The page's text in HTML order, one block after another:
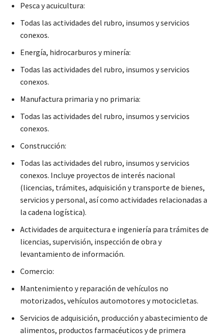
Pesca y acuicultura:
Todas las actividades del rubro, insumos y servicios
conexos.
Energía, hidrocarburos y minería:
Todas las actividades del rubro, insumos y servicios
conexos.
Manufactura primaria y no primaria:
Todas las actividades del rubro, insumos y servicios
conexos.
Construcción:
Todas las actividades del rubro, insumos y servicios
conexos. Incluye proyectos de interés nacional
(licencias, trámites, adquisición y transporte de bienes,
servicios y personal, así como actividades relacionadas a
la cadena logística).
Actividades de arquitectura e ingeniería para trámites de
licencias, supervisión, inspección de obra y
levantamiento de información.
Comercio:
Mantenimiento y reparación de vehículos no
motorizados, vehículos automotores y motocicletas.
Servicios de adquisición, producción y abastecimiento de
alimentos, productos farmacéuticos y de primera